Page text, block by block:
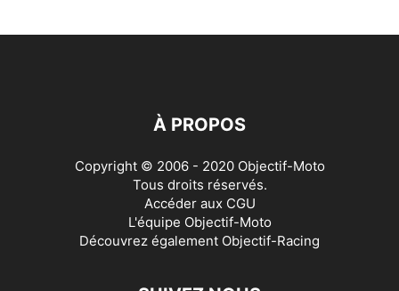
À PROPOS
Copyright © 2006 - 2020 Objectif-Moto
Tous droits réservés.
Accéder aux CGU
L'équipe Objectif-Moto
Découvrez également Objectif-Racing